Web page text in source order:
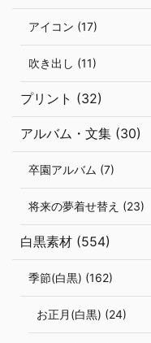
アイコン (17)
吹き出し (11)
プリント (32)
アルバム・文集 (30)
卒園アルバム (7)
将来の夢着せ替え (23)
白黒素材 (554)
季節(白黒) (162)
お正月(白黒) (24)